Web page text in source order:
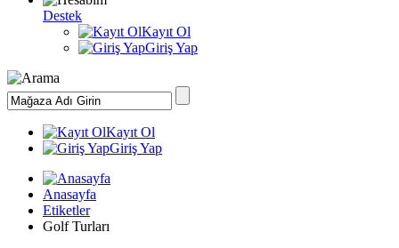
Destek
Kayıt Ol
Giriş Yap
Kayıt Ol
Giriş Yap
Anasayfa
Etiketler
Golf Turları